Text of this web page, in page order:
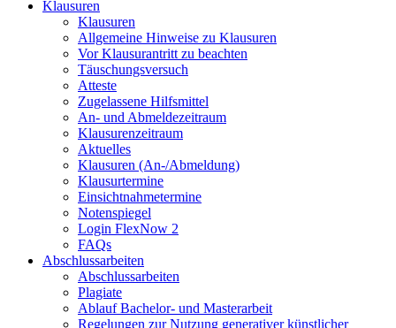
Klausuren
Klausuren
Allgemeine Hinweise zu Klausuren
Vor Klausurantritt zu beachten
Täuschungsversuch
Atteste
Zugelassene Hilfsmittel
An- und Abmeldezeitraum
Klausurenzeitraum
Aktuelles
Klausuren (An-/Abmeldung)
Klausurtermine
Einsichtnahmetermine
Notenspiegel
Login FlexNow 2
FAQs
Abschlussarbeiten
Abschlussarbeiten
Plagiate
Ablauf Bachelor- und Masterarbeit
Regelungen zur Nutzung generativer künstlicher